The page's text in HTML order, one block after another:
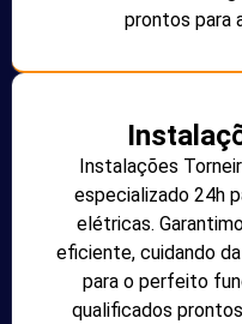
prontos para
Instalações
especializado 24h
elétricas.
eficiente, cuidando
para o perfeito
qualificados